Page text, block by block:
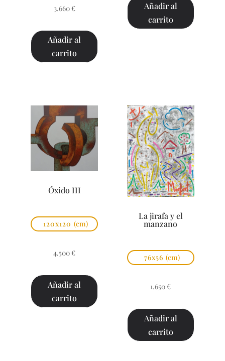
3.660 €
Añadir al
carrito
Añadir al
carrito
Óxido III
120x120 (cm)
4.500 €
Añadir al
carrito
La jirafa y el
manzano
76x56 (cm)
1.650 €
Añadir al
carrito